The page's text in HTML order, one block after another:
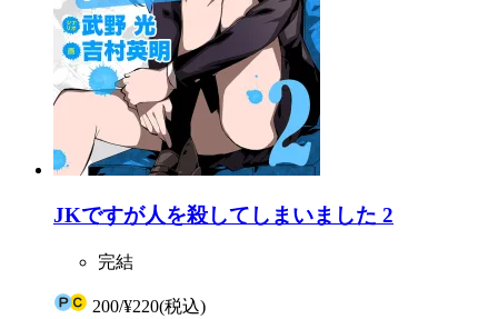
JKですが人を殺してしまいました 2
完結
200/¥220(税込)